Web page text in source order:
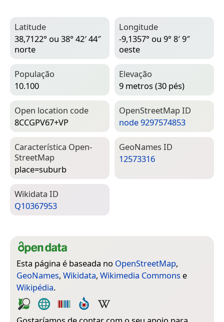
Latitude
38,7122° ou 38° 42′ 44″
norte
Longitude
-9,1357° ou 9° 8′ 9″
oeste
População
10.100
Elevação
9 metros (30 pés)
Open location code
8CCGPV67+VP
Open­Street­Map ID
node 9297574853
Característica Open­
Street­Map
place=­suburb
Geo­Names ID
12573316
Wiki­data ID
Q10367953
Esta página é baseada no OpenStreetMap,
GeoNames, Wikidata, Wikimedia Commons e
Wikipédia.